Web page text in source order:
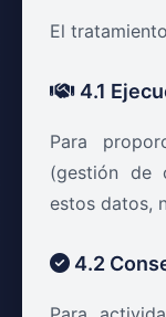
El
4.1
Para
(gestión de
estos datos,
4.2